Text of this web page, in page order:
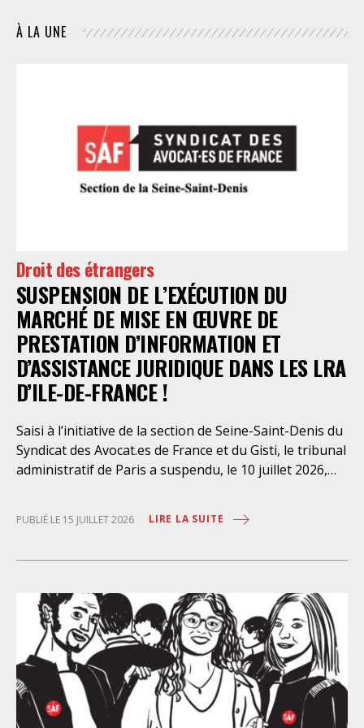
À LA UNE
Droit des étrangers
SUSPENSION DE L’EXÉCUTION DU
MARCHÉ DE MISE EN ŒUVRE DE
PRESTATION D’INFORMATION ET
D’ASSISTANCE JURIDIQUE DANS LES LRA
D’ILE-DE-FRANCE !
Saisi à l’initiative de la section de Seine-Saint-Denis du
Syndicat des Avocat.es de France et du Gisti, le tribunal
administratif de Paris a suspendu, le 10 juillet 2026,
juridique des étrangers maintenus dans les locaux de
droits fondamentaux des personnes retenues et
contreviennent de manière flagrante aux règles
déontologiques régissant la profession d’avocat. Ainsi,
l’assistance dont bénéficient les personnes retenues,
limitée à trois heures de permanence téléphonique
quotidienne sauf le dimanche (la présence de l’avocat
dans les locaux n’étant prévue qu’à titre exceptionnel),
PUBLIÉ LE 15 JUILLET 2026 LIRE LA SUITE